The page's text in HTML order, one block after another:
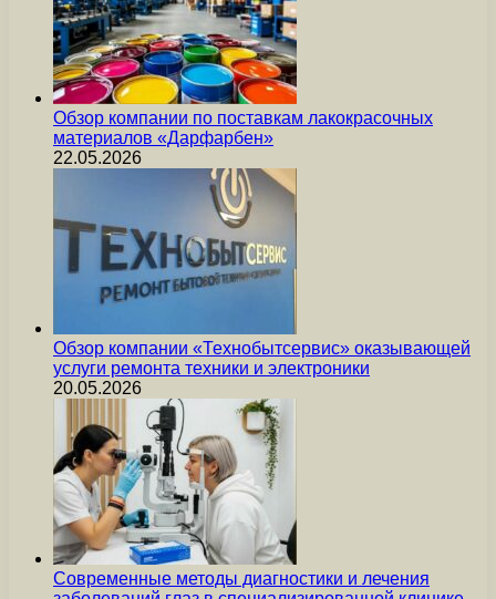
Обзор компании по поставкам лакокрасочных
материалов «Дарфарбен»
22.05.2026
Обзор компании «Технобытсервис» оказывающей
услуги ремонта техники и электроники
20.05.2026
Современные методы диагностики и лечения